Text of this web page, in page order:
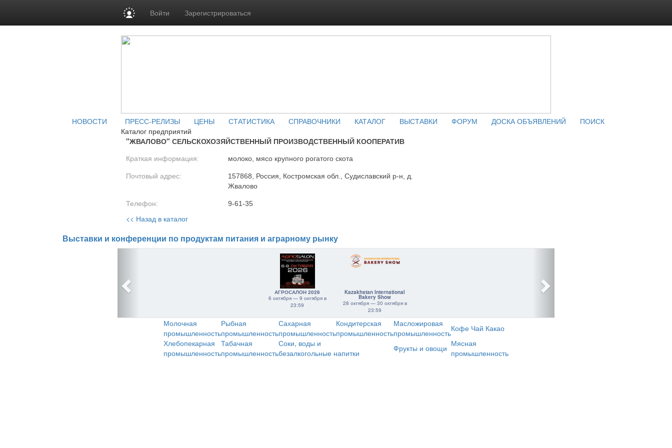
Войти Зарегистрироваться
НОВОСТИ ПРЕСС-РЕЛИЗЫ ЦЕНЫ СТАТИСТИКА СПРАВОЧНИКИ КАТАЛОГ ВЫСТАВКИ ФОРУМ ДОСКА ОБЪЯВЛЕНИЙ
ПОИСК
Каталог предприятий
"ЖВАЛОВО" СЕЛЬСКОХОЗЯЙСТВЕННЫЙ ПРОИЗВОДСТВЕННЫЙ КООПЕРАТИВ
Краткая информация: молоко, мясо крупного рогатого скота
Почтовый адрес:
157868, Россия, Костромская обл., Судиславский р-н, д.
Жвалово
Телефон: 9-61-35
<< Назад в каталог
Выставки и конференции по продуктам питания и аграрному рынку
АГРОСАЛОН 2026
6 октября — 9 октября в
23:59
Kazakhstan International
Bakery Show
28 октября — 30 октября в
23:59
Молочная
промышленность
Рыбная
промышленность
Сахарная
промышленность
Кондитерская
промышленность
Масложировая
промышленностьКофе Чай Какао
Хлебопекарная
промышленность
Табачная
промышленность
Соки, воды и
безалкогольные напитки
Фрукты и овощи Мясная
промышленность